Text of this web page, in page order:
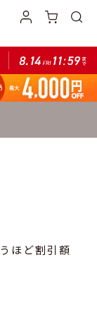
ほど割引額